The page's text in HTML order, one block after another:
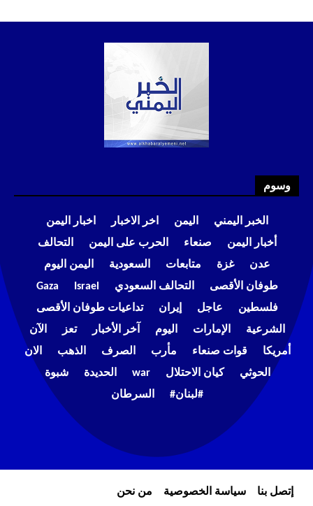
وسوم
الخبر اليمني اليمن اخر الاخبار
اخبار اليمن
أخبار اليمن
صنعاء الحرب على اليمن
التحالف
عدن
غزة متابعات السعودية
اليمن اليوم
طوفان الأقصى
التحالف السعودي Israel
Gaza
فلسطين
عاجل إيران
تداعيات طوفان الأقصى
الشرعية
الإمارات اليوم آخر الأخبار تعز
الآن
أمريكا
قوات صنعاء مأرب الصرف الذهب
الان
الحوثي
كيان الاحتلال war الحديدة
شبوة
#لبنان#
السرطان
إتصل بنا سياسة الخصوصية من نحن